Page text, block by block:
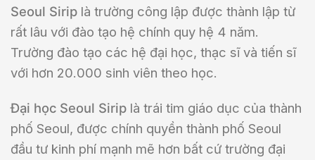
Seoul Sirip là trường công lập được thành lập từ
rất lâu với đào tạo hệ chính quy hệ 4 năm.
Trường đào tạo các hệ đại học, thạc sĩ và tiến sĩ
với hơn 20.000 sinh viên theo học.
Đại học Seoul Sirip là trái tim giáo dục của thành
phố Seoul, được chính quyền thành phố Seoul
đầu tư kinh phí mạnh mẽ hơn bất cứ trường đại